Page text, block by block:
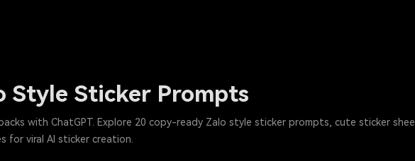
Style Sticker Prompts
with ChatGPT. Explore 20 copy-ready Zalo style sticker prompts, cute sticker
for viral AI sticker creation.